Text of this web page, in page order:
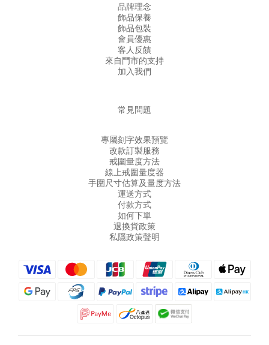
品牌理念
飾品保養
飾品包裝
會員優惠
客人反饋
來自門市的支持
加入我們
常見問題
專屬刻字效果預覽
改款訂製服務
戒圍量度方法
線上戒圍量度器
手圍尺寸估算及量度方法
運送方式
付款方式
如何下單
退換貨政策
私隱政策聲明